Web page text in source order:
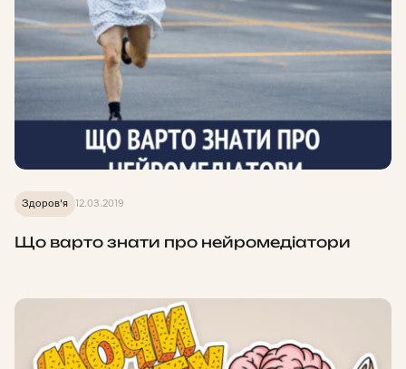
Здоров'я 12.03.2019
Що варто знати про нейромедіатори